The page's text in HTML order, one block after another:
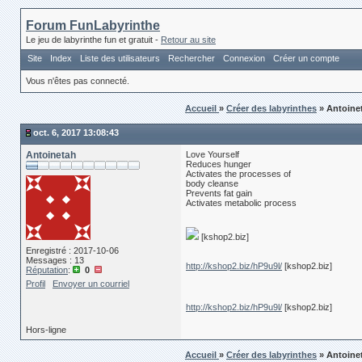
Forum FunLabyrinthe
Le jeu de labyrinthe fun et gratuit - Retour au site
Site
Index Liste des utilisateurs Rechercher Connexion Créer un compte
Vous n'êtes pas connecté.
Accueil»Créer des labyrinthes »
oct. 6, 2017 13:08:43
Antoinetah
Enregistré : 2017-10-06
Messages : 13
Réputation:
0
Profil
Envoyer un courriel
Love Yourself
Reduces hunger
Activates the processes of
body cleanse
Prevents fat gain
Activates metabolic process
[kshop2.biz]
http://kshop2.biz/hP9u9l/ [kshop2.biz]
http://kshop2.biz/hP9u9l/ [kshop2.biz]
Hors-ligne
Accueil»Créer des labyrinthes »